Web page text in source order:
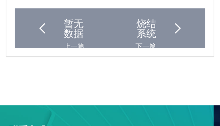
暂无
数据
上一篇
烧结
系统
下一篇